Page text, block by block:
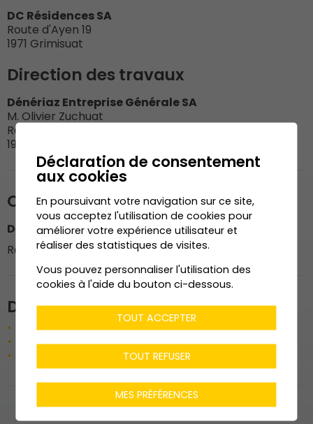
DC Résidences SA
Route d'Ayen 19
1971 Grimisuat
Direction des travaux
Dénériaz Entreprise Générale SA
M. Olivier Zuchuat
Route de Riddes 101
1951Sion
Organisation du chantier
Dénériaz Construction Bois SA
Responsable du chantier : M. Pierre-Antoine Dussez
Description de l'ouvrage
Construction de deux immeubles
Fenêtres en PVC-aluminium
Menuiserie intérieure (armoires, portes, cloisons)
Déclaration de consentement
aux cookies
En poursuivant votre navigation sur ce site,
vous acceptez l'utilisation de cookies pour
améliorer votre expérience utilisateur et
réaliser des statistiques de visites.
Vous pouvez personnaliser l'utilisation des
cookies à l'aide du bouton ci-dessous.
TOUT ACCEPTER
TOUT REFUSER
MES PRÉFÉRENCES